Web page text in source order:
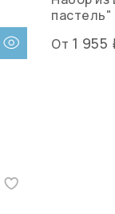
пастель"
От 1 955